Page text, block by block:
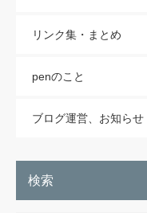
リンク集・まとめ
penのこと
ブログ運営、お知らせ
検索